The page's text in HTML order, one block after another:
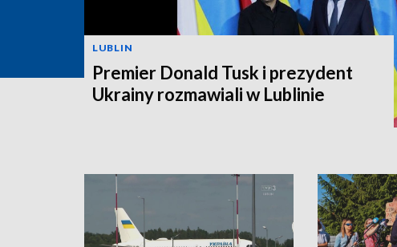
LUBLIN
Premier Donald Tusk i prezydent
Ukrainy rozmawiali w Lublinie